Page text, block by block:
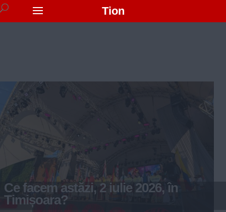
Tion
Ce facem astăzi, 2 iulie 2026, în
Timișoara?